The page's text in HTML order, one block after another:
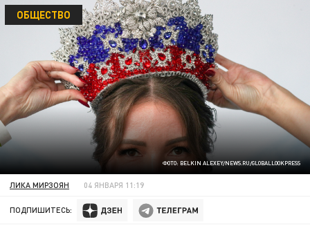
ФОТО: BELKIN ALEXEY/NEWS.RU/GLOBALLOOKPRESS
ОБЩЕСТВО
ЛИКА МИРЗОЯН 04 ЯНВАРЯ 11:19
ПОДПИШИТЕСЬ: